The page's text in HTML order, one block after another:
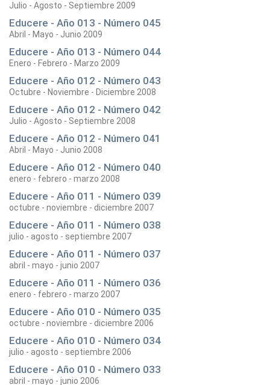
Julio - Agosto - Septiembre 2009
Educere - Año 013 - Número 045
Abril - Mayo - Junio 2009
Educere - Año 013 - Número 044
Enero - Febrero - Marzo 2009
Educere - Año 012 - Número 043
Octubre - Noviembre - Diciembre 2008
Educere - Año 012 - Número 042
Julio - Agosto - Septiembre 2008
Educere - Año 012 - Número 041
Abril - Mayo - Junio 2008
Educere - Año 012 - Número 040
enero - febrero - marzo 2008
Educere - Año 011 - Número 039
octubre - noviembre - diciembre 2007
Educere - Año 011 - Número 038
julio - agosto - septiembre 2007
Educere - Año 011 - Número 037
abril - mayo - junio 2007
Educere - Año 011 - Número 036
enero - febrero - marzo 2007
Educere - Año 010 - Número 035
octubre - noviembre - diciembre 2006
Educere - Año 010 - Número 034
julio - agosto - septiembre 2006
Educere - Año 010 - Número 033
abril - mayo - junio 2006